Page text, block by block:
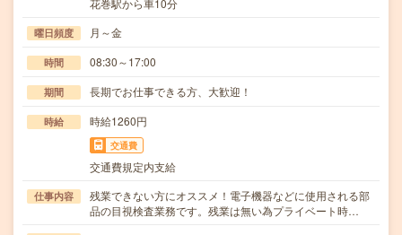
花巻駅から車10分
曜日頻度 月～金
時間 08:30～17:00
期間 長期でお仕事できる方、大歓迎！
時給 時給1260円
交通費
交通費規定内支給
仕事内容
残業できない方にオススメ！電子機器などに使用される部
品の目視検査業務です。残業は無い為プライベート時…